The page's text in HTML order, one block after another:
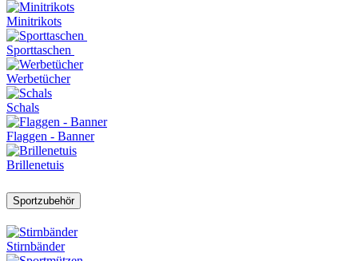
Minitrikots
Sporttaschen
Werbetücher
Schals
Flaggen - Banner
Brillenetuis
Sportzubehör
Stirnbänder